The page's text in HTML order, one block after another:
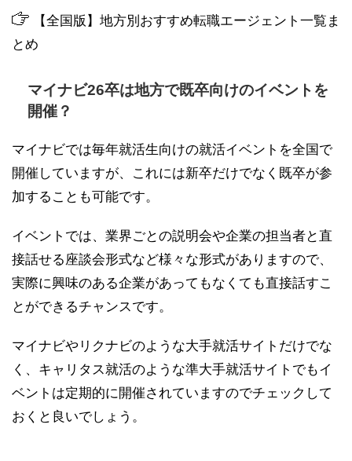
【全国版】地方別おすすめ転職エージェント一覧ま
とめ
マイナビ26卒は地方で既卒向けのイベントを
開催？
マイナビでは毎年就活生向けの就活イベントを全国で
開催していますが、これには新卒だけでなく既卒が参
加することも可能です。
イベントでは、業界ごとの説明会や企業の担当者と直
接話せる座談会形式など様々な形式がありますので、
実際に興味のある企業があってもなくても直接話すこ
とができるチャンスです。
マイナビやリクナビのような大手就活サイトだけでな
く、キャリタス就活のような準大手就活サイトでもイ
ベントは定期的に開催されていますのでチェックして
おくと良いでしょう。